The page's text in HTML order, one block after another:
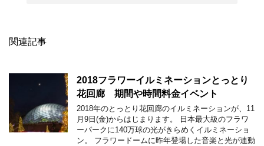
関連記事
2018フラワーイルミネーションとっとり
花回廊 期間や時間料金イベント
2018年のとっとり花回廊のイルミネーションが、11
月9日(金)からはじまります。 日本最大級のフラワ
ーパークに140万球の光がきらめくイルミネーショ
ン。 フラワードームに昨年登場した音楽と光が連動